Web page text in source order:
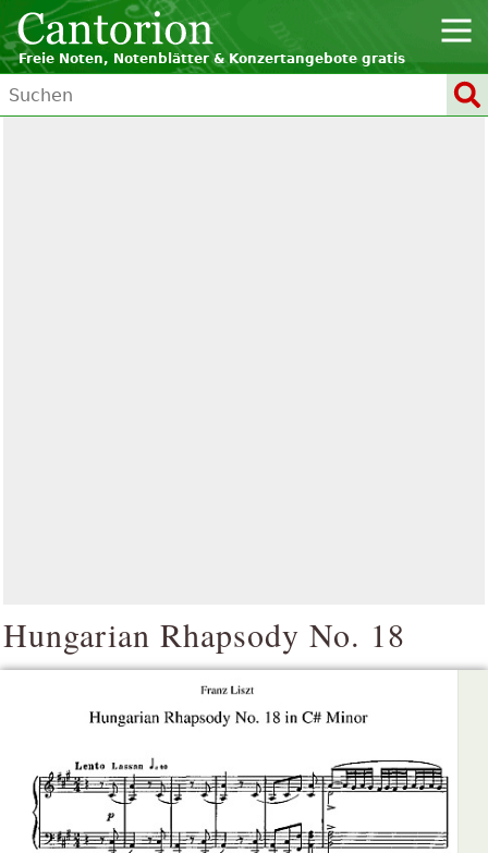
Freie Noten, Notenblätter & Konzertangebote gratis
Hungarian Rhapsody No. 18